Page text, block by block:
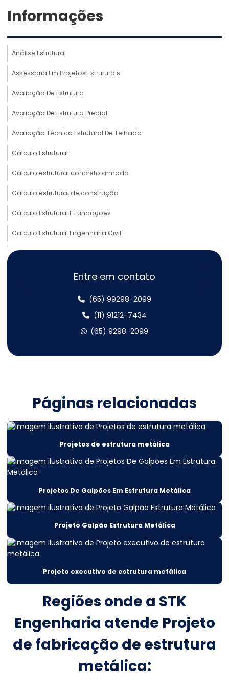
Informações
Análise Estrutural
Assessoria Em Projetos Estruturais
Avaliação De Estrutura
Avaliação De Estrutura Predial
Avaliação Técnica Estrutural De Telhado
Cálculo Estrutural
Cálculo estrutural concreto armado
Cálculo estrutural de construção
Cálculo Estrutural E Fundações
Calculo Estrutural Engenharia Civil
Cálculo estrutural estrutural metálica
Cálculo Estrutural Galpão Metálico
Cálculo estrutural metálico
Cálculo estrutural mezanino metálico
Cálculo estrutural obras
Cálculo estrutural sobrado
Cálculo estrutural telhado metálico
Cálculo estrutural viga metálica
Cálculo projeto estrutural
Cálculos estruturais
Cálculos estruturais metálicas
Construção De Armazém Atacadista
Construção De Silos Metálicos Em Mato Grosso
Construção de estruturas metálicas
Consultoria Engenharia Estrutural
Consultoria Engenharia Estrutural Armazem
Consultoria Engenharia Estrutural Galpão
Entre em contato
(65) 99298-2099
(11) 91212-7434
(65) 9298-2099
Páginas relacionadas
Projetos de estrutura metálica
Projetos De Galpões Em Estrutura Metálica
Projeto Galpão Estrutura Metálica
Projeto executivo de estrutura metálica
Regiões onde a STK
Engenharia atende Projeto
de fabricação de estrutura
metálica: